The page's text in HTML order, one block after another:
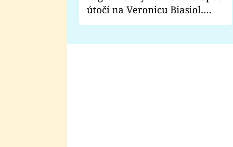
útočí na Veronicu Biasiol.
Proč je podle nich falešná a